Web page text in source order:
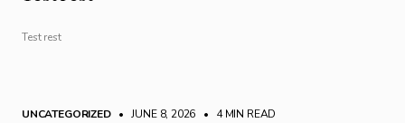
Test rest
UNCATEGORIZED • JUNE 8, 2026 • 4 MIN READ